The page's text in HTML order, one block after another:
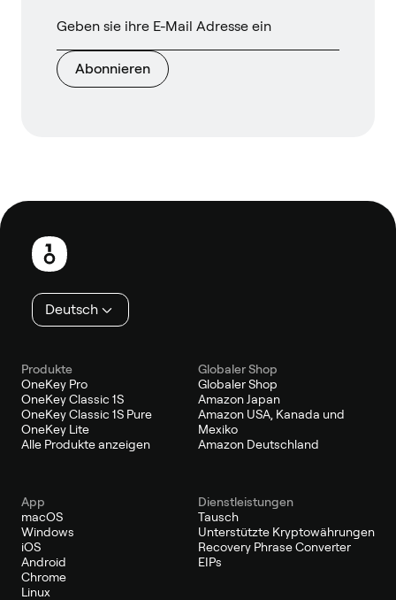
Abonnieren
Fußzeile
Deutsch
Produkte
OneKey Pro
OneKey Classic 1S
OneKey Classic 1S Pure
OneKey Lite
Alle Produkte anzeigen
Globaler Shop
Globaler Shop
Amazon Japan
Amazon USA, Kanada und
Mexiko
Amazon Deutschland
App
macOS
Windows
iOS
Android
Chrome
Linux
Dienstleistungen
Tausch
Unterstützte Kryptowährungen
Recovery Phrase Converter
EIPs